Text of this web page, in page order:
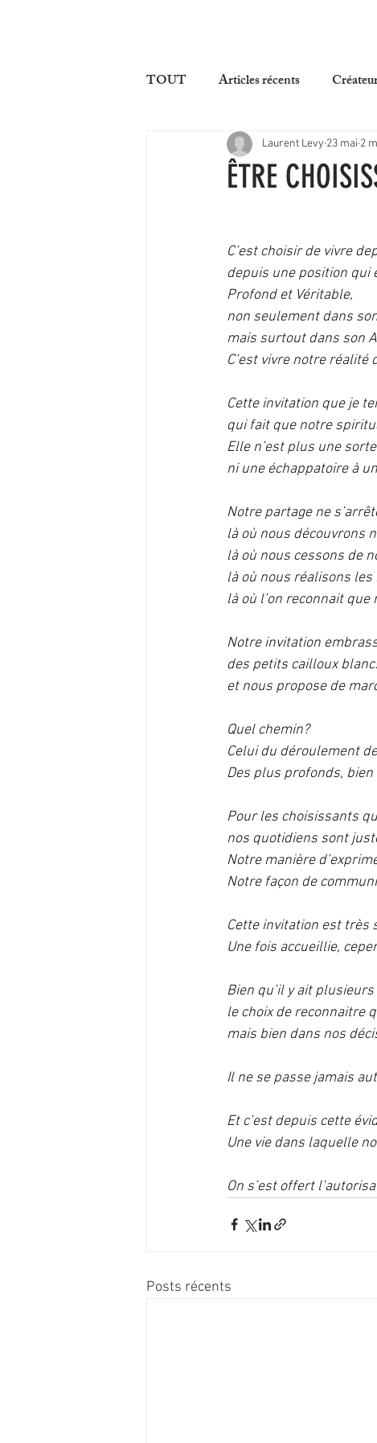
TOUT Articles récents
ÊTRE
Laurent Levy 23 mai 2
C’est choisir de vivre
depuis une position qui
Profond et Véritable,
non seulement dans
mais surtout dans son
C’est vivre notre
Cette invitation que je
qui fait que notre
Elle n’est plus une
ni une échappatoire à
Notre partage ne
là où nous découvrons
là où nous cessons de
là où nous réalisons
là où l’on reconnait que
Notre invitation
des petits cailloux
et nous propose de
Quel chemin?
Celui du déroulement
Des plus profonds,
Pour les choisissants
nos quotidiens sont
Notre manière
Notre façon de
Cette invitation est très
Une fois accueillie,
Bien qu’il y ait
le choix de reconnaitre
mais bien dans nos
Il ne se passe jamais
Et c’est depuis cette
Une vie dans laquelle
On s’est offert
Posts récents